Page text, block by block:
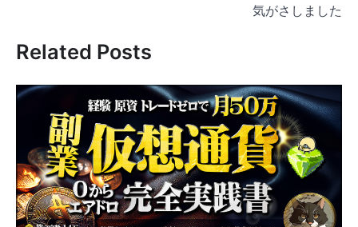
ー
シ
気がさしました
Related Posts